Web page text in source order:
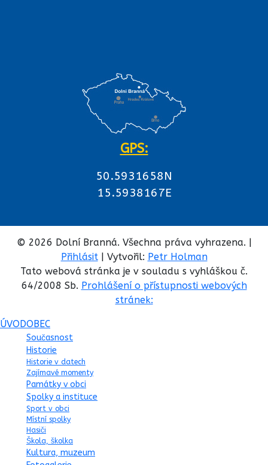
GPS:
50.5931658N
15.5938167E
© 2026 Dolní Branná. Všechna práva vyhrazena. |
Přihlásit| Vytvořil: Petr Holman
Tato webová stránka je v souladu s vyhláškou č.
64/2008 Sb. Prohlášení o přístupnosti webových
stránek:
ÚVODOBEC
Současnost
Historie
Historie v datech
Zajímavé momenty
Památky v obci
Spolky a instituce
Sport v obci
Místní spolky
Hasiči
Škola, školka
Kultura, muzeum